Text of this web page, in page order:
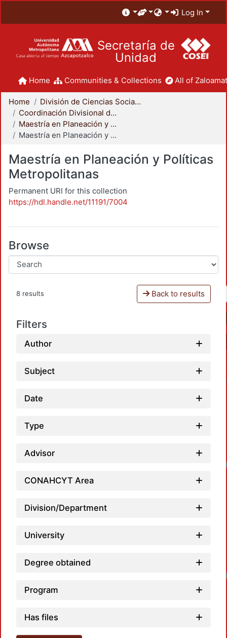
Log In
Secretaría de
Unidad
Home Communities & Collections All of
Home
División de Ciencias Sociales y Humanidades
Coordinación Divisional de Posgrado
Maestría en Planeación y Políticas Metropolitanas
Maestría en Planeación y Políticas Metropolitanas
Maestría en Planeación y Políticas
Metropolitanas
Permanent URI for this collection
https://hdl.handle.net/11191/7004
Browse
8 results Back to results
Filters
Author
Subject
Date
Type
Advisor
CONAHCYT Area
Division/Department
University
Degree obtained
Program
Has files